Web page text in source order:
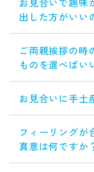
出した方がいい
ご両親挨拶の時
ものを選べばい
お見合いに手土
フィーリングが
真意は何ですか